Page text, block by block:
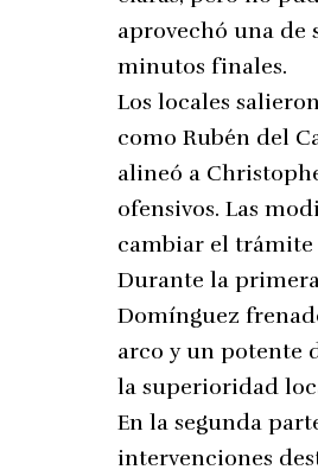
aprovechó una de
minutos finales.
Los locales
como Rubén del
alineó a
ofensivos. Las
cambiar el
Durante la
Domínguez
arco y un potente
la superioridad
En la segunda
intervenciones